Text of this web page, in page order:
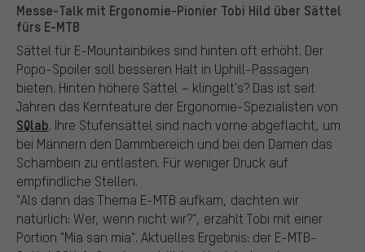
Messe-Talk mit Ergonomie-Pionier Tobi Hild über Sättel
fürs E-MTB
Sättel für E-Mountainbikes sind hinten oft erhöht. Der
Popo-Spoiler soll besseren Halt in Uphill-Passagen
bieten. Hinten höhere Sättel – klingelt's? Das ist seit
Jahren das Kernfeature der Ergonomie-Spezialisten von
SQlab. Ihre Stufensättel sind nach vorne abgeflacht, um
bei Männern den Dammbereich und bei den Damen das
Schambein zu entlasten. Für weniger Druck auf
empfindliche Stellen.
"Als dann das Thema E-MTB aufkam, dachten wir
natürlich: Wer, wenn nicht wir?", erzählt Tobi mit einer
Portion "Mia san mia". Aktuelles Ergebnis: der E-MTB-